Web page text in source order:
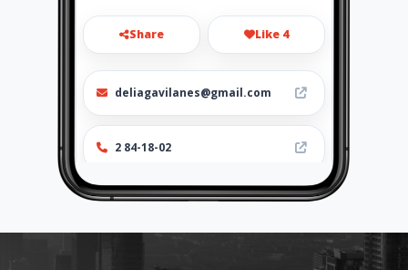
Share Like 4
deliagavilanes@gmail.com
2 84-18-02
Location -